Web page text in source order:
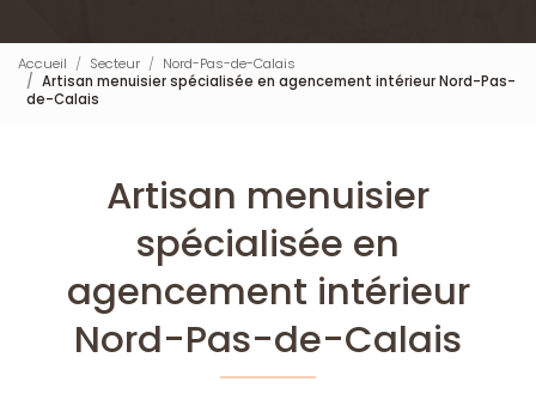
Accueil Secteur
Nord-Pas-de-Calais
Artisan menuisier spécialisée en agencement intérieur Nord-Pas-
de-Calais
Artisan menuisier
spécialisée en
agencement intérieur
Nord-Pas-de-Calais